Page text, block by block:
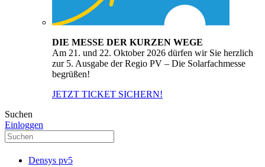
DIE MESSE DER KURZEN WEGE
Am 21. und 22. Oktober 2026 dürfen wir Sie herzlich
zur 5. Ausgabe der Regio PV – Die Solarfachmesse
begrüßen!
JETZT TICKET SICHERN!
Suchen
Einloggen
Densys pv5